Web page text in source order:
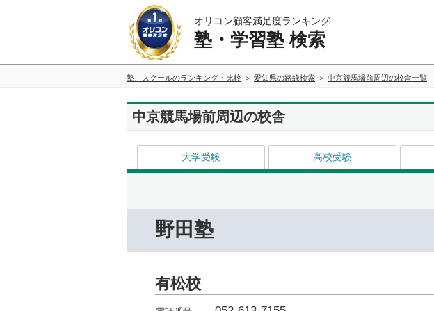
オリコン顧客満足度ランキング
塾・学習塾 検索
塾、スクールのランキング・比較 愛知県の路線検索 中京競馬場前周辺の校舎一覧
中京競馬場前周辺の校舎
大学受験 高校受験
野田塾
有松校